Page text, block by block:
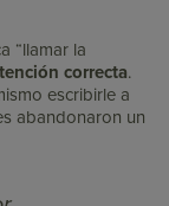
“llamar la
correcta.
escribirle a
abandonaron un